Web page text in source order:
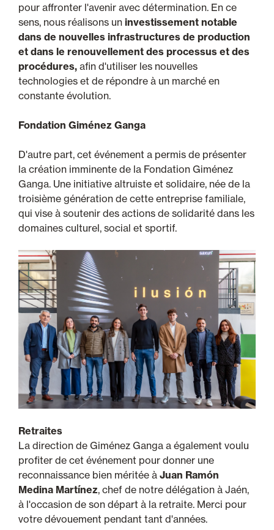
pour affronter l'avenir avec détermination. En ce
sens, nous réalisons un investissement notable
dans de nouvelles infrastructures de production
et dans le renouvellement des processus et des
procédures, afin d'utiliser les nouvelles
technologies et de répondre à un marché en
constante évolution.
Fondation Giménez Ganga
D'autre part, cet événement a permis de présenter
la création imminente de la Fondation Giménez
Ganga. Une initiative altruiste et solidaire, née de la
troisième génération de cette entreprise familiale,
qui vise à soutenir des actions de solidarité dans les
domaines culturel, social et sportif.
Retraites
La direction de Giménez Ganga a également voulu
profiter de cet événement pour donner une
reconnaissance bien méritée à Juan Ramón
Medina Martínez, chef de notre délégation à Jaén,
à l'occasion de son départ à la retraite. Merci pour
votre dévouement pendant tant d'années.